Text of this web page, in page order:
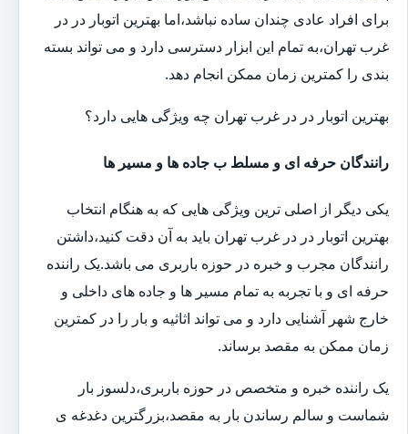
برای افراد عادی چندان ساده نباشد،اما بهترین اتوبار در در
غرب تهران،به تمام این ابزار دسترسی دارد و می تواند بسته
بندی را کمترین زمان ممکن انجام دهد.
بهترین اتوبار در در غرب تهران چه ویژگی هایی دارد؟
رانندگان حرفه ای و مسلط ب جاده ها و مسیر ها
یکی دیگر از اصلی ترین ویژگی هایی که به هنگام انتخاب
بهترین اتوبار در در غرب تهران باید به آن دقت کنید،داشتن
رانندگان مجرب و خبره در حوزه باربری می باشد.یک راننده
حرفه ای و با تجربه به تمام مسیر ها و جاده های داخلی و
خارج شهر آشنایی دارد و می تواند اثاثیه و بار را در کمترین
زمان ممکن به مقصد برساند.
یک راننده خبره و متخصص در حوزه باربری،دلسوز بار
شماست و سالم رساندن بار به مقصد،بزرگترین دغدغه ی